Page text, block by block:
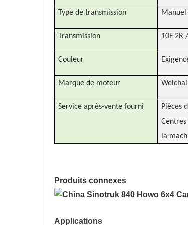
Type de transmission
Transmission 10F 2R
Couleur
Marque de moteur
Service après-vente fourni Pièces
la
Produits connexes
Applications